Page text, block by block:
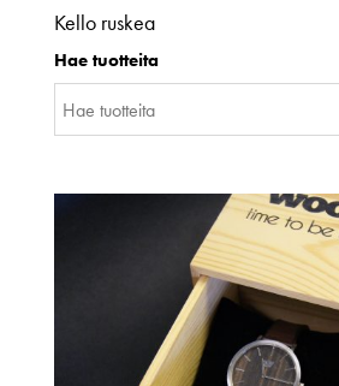
Kello ruskea
Hae tuotteita